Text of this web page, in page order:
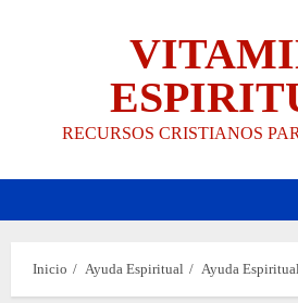
RECURSOS CRISTIANOS
Inicio Ayuda Espiritual Ayuda